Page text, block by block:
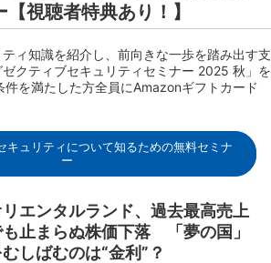
視聴者特典あり！】
ィ知識を紹介し、前向きな一歩を踏み出す支
クティブセキュリティセミナー 2025 秋」を
件を満たした方全員にAmazonギフトカード
キュリティについて知るための無料セミナ
ー
リエンタルランド、過去最高売上
も止まらぬ株価下落 「夢の国」
むしばむのは“金利”？